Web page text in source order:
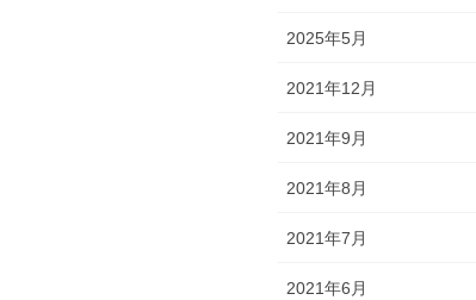
2025年5月
2021年12月
2021年9月
2021年8月
2021年7月
2021年6月